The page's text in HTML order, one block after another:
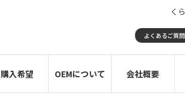
く
よくあるご質問
購入希望 OEMについて 会社概要